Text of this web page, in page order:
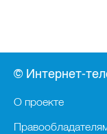
© Интернет-
О проекте